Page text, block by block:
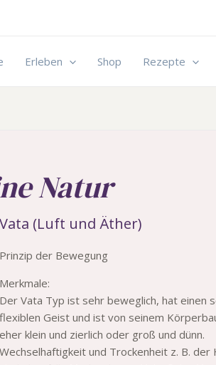
Erleben Shop Rezepte
Natur
Vata (Luft und Äther)
Prinzip der Bewegung
Merkmale:
Der Vata Typ ist sehr beweglich, hat einen
flexiblen Geist und ist von seinem
eher klein und zierlich oder groß und dünn.
Wechselhaftigkeit und Trockenheit z. B. der